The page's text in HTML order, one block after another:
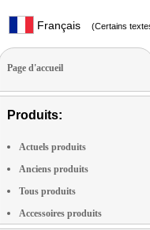
Français (Certains
Page d'accueil
Produits:
Actuels produits
Anciens produits
Tous produits
Accessoires produits